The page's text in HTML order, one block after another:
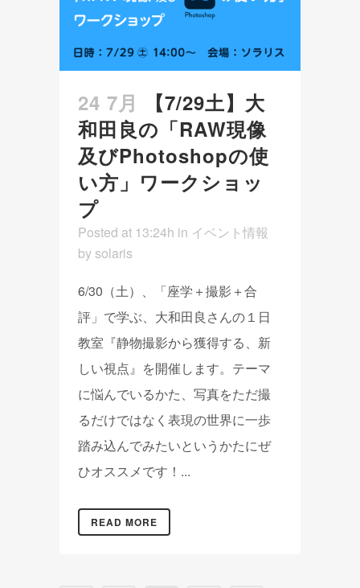
24 7月
【7/29土】大
和田良の「RAW現像
及びPhotoshopの使
い方」ワークショッ
プ
Posted at 13:24h in イベント情報
by solaris
6/30（土）、「座学＋撮影＋合
評」で学ぶ、大和田良さんの１日
教室『静物撮影から獲得する、新
しい視点』を開催します。テーマ
に悩んでいるかた、写真をただ撮
るだけではなく表現の世界に一歩
踏み込んでみたいというかたにぜ
ひオススメです！...
READ MORE